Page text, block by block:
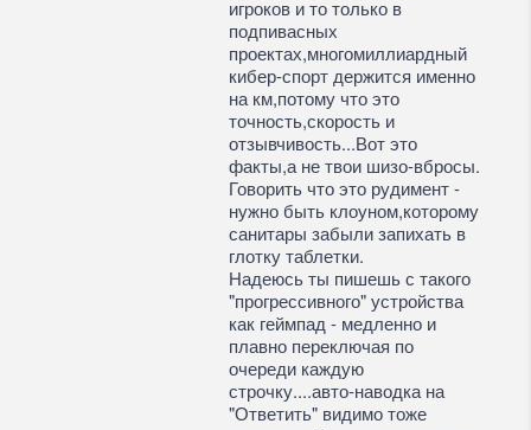
игроков и то только в
подпивасных
проектах,многомиллиардный
кибер-спорт держится именно
на км,потому что это
точность,скорость и
отзывчивость...Вот это
факты,а не твои шизо-вбросы.
Говорить что это рудимент -
нужно быть клоуном,которому
санитары забыли запихать в
глотку таблетки.
Надеюсь ты пишешь с такого
"прогрессивного" устройства
как геймпад - медленно и
плавно переключая по
очереди каждую
строчку....авто-наводка на
"Ответить" видимо тоже